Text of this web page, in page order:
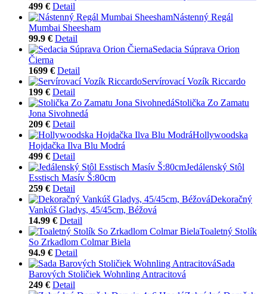
499 € Detail
Nástenný Regál
Mumbai Sheesham
99.9 € Detail
Sedacia Súprava Orion
Čierna
1699 € Detail
Servírovací Vozík Riccardo
199 € Detail
Stolička Zo Zamatu
Jona Sivohnedá
209 € Detail
Hollywoodska
Hojdačka Ilva Blu Modrá
499 € Detail
Jedálenský Stôl
Esstisch Masív Š:80cm
259 € Detail
Dekoračný
Vankúš Gladys, 45/45cm, Béžová
14.99 € Detail
Toaletný Stolík
So Zrkadlom Colmar Biela
94.9 € Detail
Sada
Barových Stoličiek Wohnling Antracitová
249 € Detail